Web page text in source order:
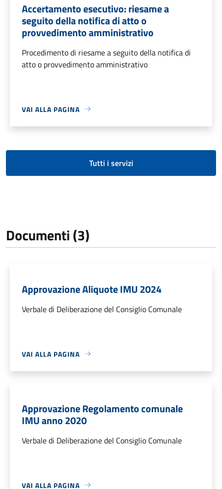
Accertamento esecutivo: riesame a
seguito della notifica di atto o
provvedimento amministrativo
Procedimento di riesame a seguito della notifica di
atto o provvedimento amministrativo
VAI ALLA PAGINA
Tutti i servizi
Documenti (3)
Approvazione Aliquote IMU 2024
Verbale di Deliberazione del Consiglio Comunale
VAI ALLA PAGINA
Approvazione Regolamento comunale
IMU anno 2020
Verbale di Deliberazione del Consiglio Comunale
VAI ALLA PAGINA